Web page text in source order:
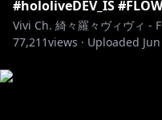
#hololiveDEV_IS
Vivi Ch. 綺々羅々ヴィヴィ -
77,211views · Uploaded